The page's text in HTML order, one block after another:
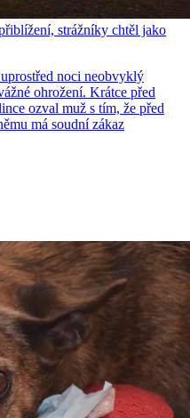
strážníky chtěl jako
noci neobvyklý
ohrožení. Krátce před
ozval muž s tím, že před
má soudní zákaz